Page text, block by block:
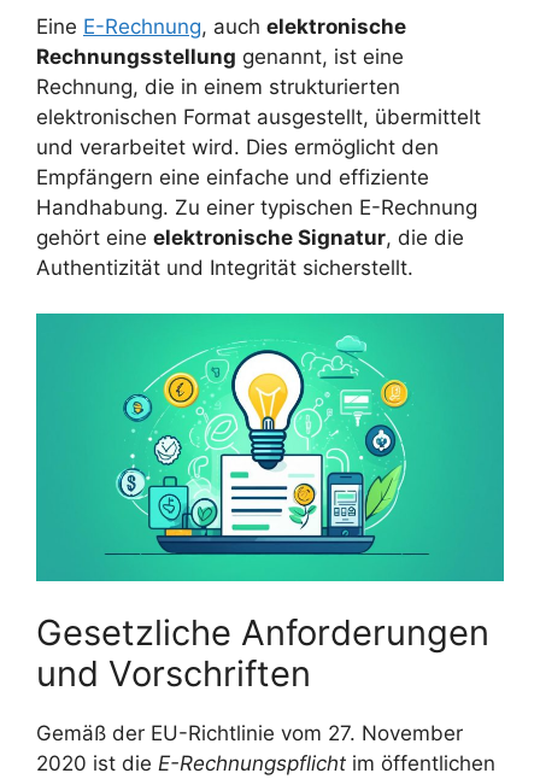
Eine E-Rechnung, auch elektronische
Rechnungsstellung genannt, ist eine
Rechnung, die in einem strukturierten
elektronischen Format ausgestellt, übermittelt
und verarbeitet wird. Dies ermöglicht den
Empfängern eine einfache und effiziente
Handhabung. Zu einer typischen E-Rechnung
gehört eine elektronische Signatur, die die
Authentizität und Integrität sicherstellt.
Gesetzliche Anforderungen
und Vorschriften
Gemäß der EU-Richtlinie vom 27. November
2020 ist die E-Rechnungspflicht im öffentlichen